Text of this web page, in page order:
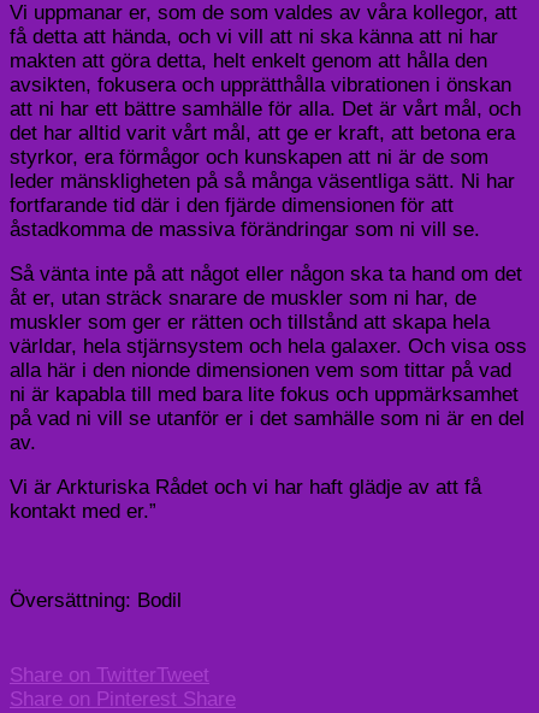
Vi uppmanar er, som de som valdes av våra kollegor, att
få detta att hända, och vi vill att ni ska känna att ni har
makten att göra detta, helt enkelt genom att hålla den
avsikten, fokusera och upprätthålla vibrationen i önskan
att ni har ett bättre samhälle för alla. Det är vårt mål, och
det har alltid varit vårt mål, att ge er kraft, att betona era
styrkor, era förmågor och kunskapen att ni är de som
leder mänskligheten på så många väsentliga sätt. Ni har
fortfarande tid där i den fjärde dimensionen för att
åstadkomma de massiva förändringar som ni vill se.
Så vänta inte på att något eller någon ska ta hand om det
åt er, utan sträck snarare de muskler som ni har, de
muskler som ger er rätten och tillstånd att skapa hela
världar, hela stjärnsystem och hela galaxer. Och visa oss
alla här i den nionde dimensionen vem som tittar på vad
ni är kapabla till med bara lite fokus och uppmärksamhet
på vad ni vill se utanför er i det samhälle som ni är en del
av.
Vi är Arkturiska Rådet och vi har haft glädje av att få
kontakt med er.”
Översättning: Bodil
Share on TwitterTweet
Share on Pinterest Share